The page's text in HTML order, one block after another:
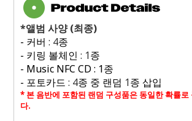
*앨범 사양(최종)
- 커버 : 4종
- 키링 볼체인 : 1종
- Music NFC CD : 1종
- 포토카드 : 4종 중 랜덤 1종 삽입
* 본 음반에 포함된 랜덤 구성품은 동일한 확률로
다.